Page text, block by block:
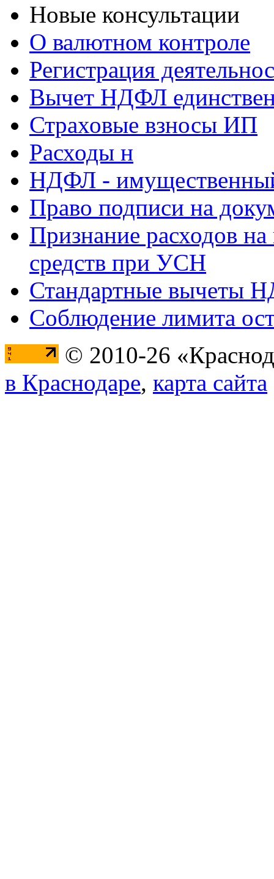
Новые консультации
О валютном контроле
Регистрация
Вычет НДФЛ
Страховые взносы ИП
Расходы н
НДФЛ -
Право подписи на
Признание расходов
средств при УСН
Стандартные вычеты
Соблюдение лимита
© 2010-26
в Краснодаре, карта сайта